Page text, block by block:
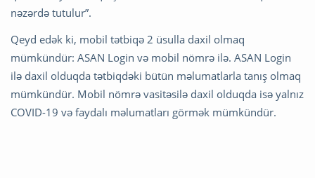
nəzərdə tutulur”.
Qeyd edək ki, mobil tətbiqə 2 üsulla daxil olmaq
mümkündür: ASAN Login və mobil nömrə ilə. ASAN Login
ilə daxil olduqda tətbiqdəki bütün məlumatlarla tanış olmaq
mümkündür. Mobil nömrə vasitəsilə daxil olduqda isə yalnız
COVID-19 və faydalı məlumatları görmək mümkündür.